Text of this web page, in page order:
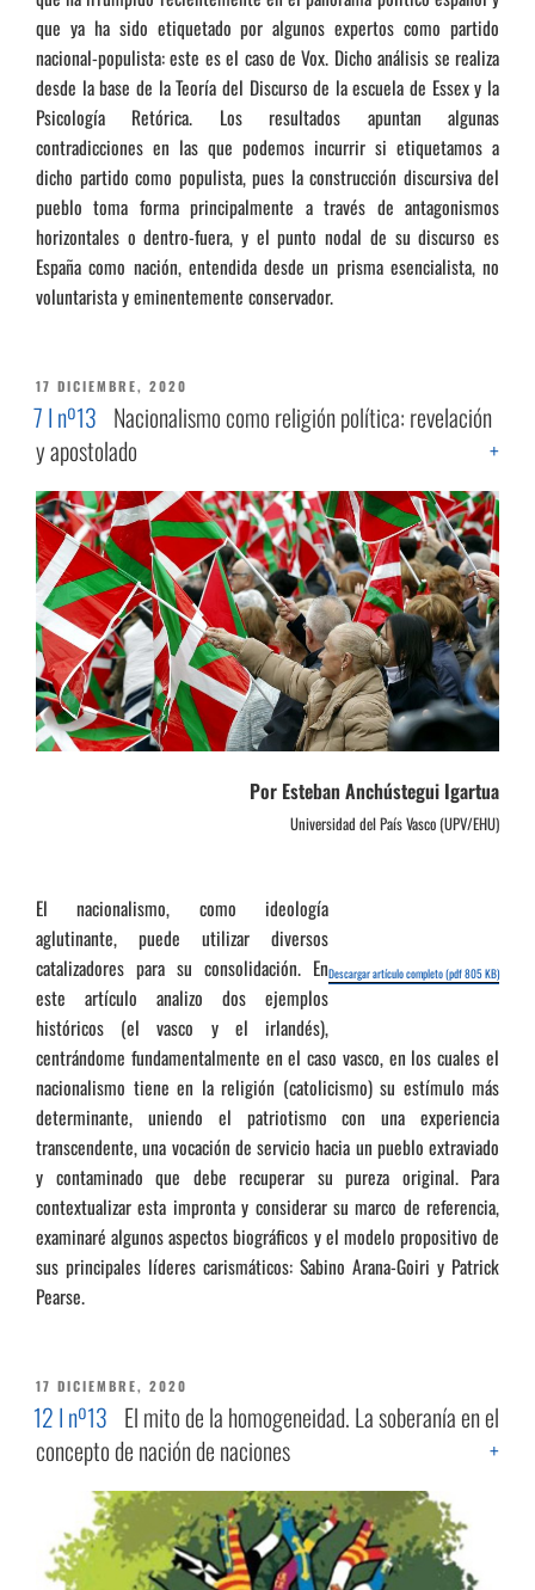
que ya ha sido etiquetado por algunos expertos como partido
nacional-populista: este es el caso de Vox. Dicho análisis se realiza
desde la base de la Teoría del Discurso de la escuela de Essex y la
Psicología Retórica. Los resultados apuntan algunas
contradicciones en las que podemos incurrir si etiquetamos a
dicho partido como populista, pues la construcción discursiva del
pueblo toma forma principalmente a través de antagonismos
horizontales o dentro-fuera, y el punto nodal de su discurso es
España como nación, entendida desde un prisma esencialista, no
voluntarista y eminentemente conservador.
PUBLICADO
EL
17 DICIEMBRE, 2020
7 I nº13 Nacionalismo como religión política: revelación
y apostolado
+
Por Esteban Anchústegui Igartua
Universidad del País Vasco (UPV/EHU)
Descargar artículo completo (pdf 805 KB)
El nacionalismo, como ideología
aglutinante, puede utilizar diversos
catalizadores para su consolidación. En
este artículo analizo dos ejemplos
históricos (el vasco y el irlandés),
centrándome fundamentalmente en el caso vasco, en los cuales el
nacionalismo tiene en la religión (catolicismo) su estímulo más
determinante, uniendo el patriotismo con una experiencia
transcendente, una vocación de servicio hacia un pueblo extraviado
y contaminado que debe recuperar su pureza original. Para
contextualizar esta impronta y considerar su marco de referencia,
examinaré algunos aspectos biográficos y el modelo propositivo de
sus principales líderes carismáticos: Sabino Arana-Goiri y Patrick
Pearse.
PUBLICADO
EL
17 DICIEMBRE, 2020
12 I nº13 El mito de la homogeneidad. La soberanía en el
concepto de nación de naciones
+